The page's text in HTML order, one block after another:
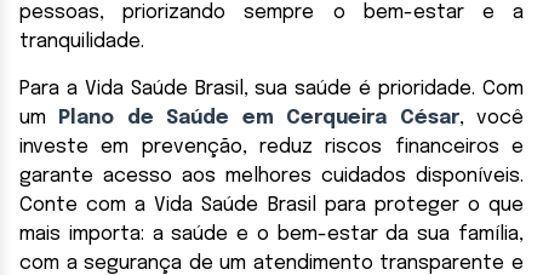
pessoas, priorizando sempre o bem-estar e a
tranquilidade.
Para a Vida Saúde Brasil, sua saúde é prioridade. Com
um
Plano de Saúde em Cerqueira César, você
investe em prevenção, reduz riscos financeiros e
garante acesso aos melhores cuidados disponíveis.
Conte com a Vida Saúde Brasil para proteger o que
mais importa: a saúde e o bem-estar da sua família,
com a segurança de um atendimento transparente e